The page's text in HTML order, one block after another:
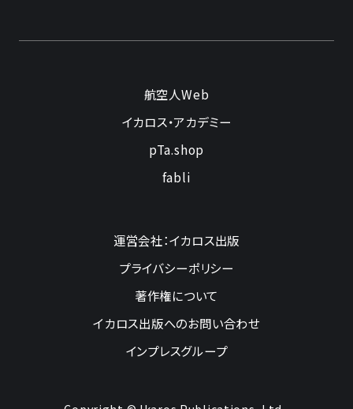
航空人Web
イカロス・アカデミー
pTa.shop
fabli
運営会社：イカロス出版
プライバシーポリシー
著作権について
イカロス出版へのお問い合わせ
インプレスグループ